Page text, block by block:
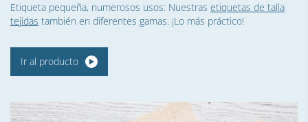
Etiqueta pequeña, numerosos usos: Nuestras etiquetas de talla
tejidas también en diferentes gamas. ¡Lo más práctico!
Ir al producto